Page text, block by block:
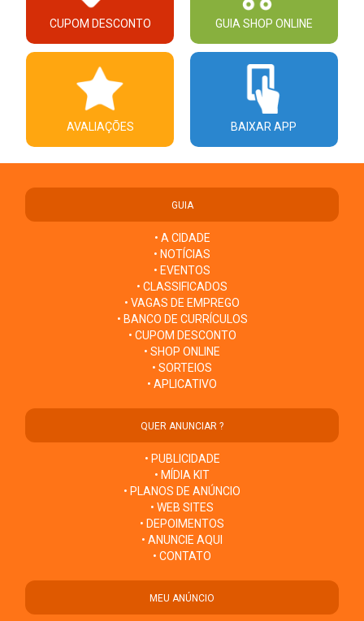
CUPOM DESCONTO GUIA SHOP ONLINE
AVALIAÇÕES BAIXAR APP
GUIA
• A CIDADE
• NOTÍCIAS
• EVENTOS
• CLASSIFICADOS
• VAGAS DE EMPREGO
• BANCO DE CURRÍCULOS
• CUPOM DESCONTO
• SHOP ONLINE
• SORTEIOS
• APLICATIVO
QUER ANUNCIAR ?
• PUBLICIDADE
• MÍDIA KIT
• PLANOS DE ANÚNCIO
• WEB SITES
• DEPOIMENTOS
• ANUNCIE AQUI
• CONTATO
MEU ANÚNCIO